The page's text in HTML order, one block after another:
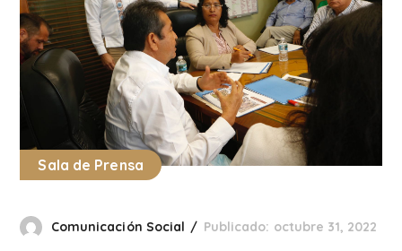
Sala de Prensa
Comunicación Social Publicado: octubre 31, 2022